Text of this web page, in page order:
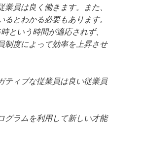
員は良く働きます。また、
とわかる必要もあります。
という時間が適応されず、
制度によって効率を上昇させ
ティブな従業員は良い従業員
グラムを利用して新しい才能